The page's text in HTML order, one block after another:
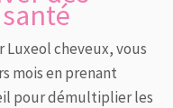
Luxeol cheveux, vous
mois en prenant
pour démultiplier les